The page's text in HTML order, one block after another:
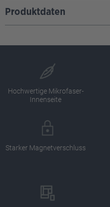
Produktdaten
Hochwertige Mikrofaser-
Innenseite
Starker Magnetverschluss